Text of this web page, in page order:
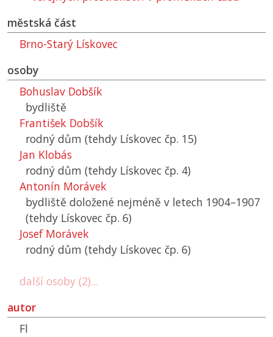
městská část
Brno-Starý Lískovec
osoby
Bohuslav Dobšík
bydliště
František Dobšík
rodný dům (tehdy Lískovec čp. 15)
Jan Klobás
rodný dům (tehdy Lískovec čp. 4)
Antonín Morávek
bydliště doložené nejméně v letech 1904–1907
(tehdy Lískovec čp. 6)
Josef Morávek
rodný dům (tehdy Lískovec čp. 6)
další osoby (2)...
autor
Fl